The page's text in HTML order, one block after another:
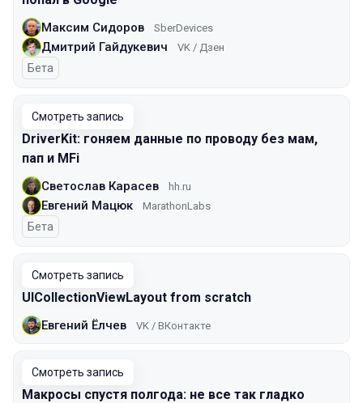
Максим Сидоров SberDevices
Дмитрий Гайдукевич VK / Дзен
Бета
Смотреть запись
DriverKit: гоняем данные по проводу без мам,
пап и MFi
Светослав Карасев hh.ru
Евгений Мацюк MarathonLabs
Бета
Смотреть запись
UICollectionViewLayout from scratch
Евгений Ёлчев VK / ВКонтакте
Смотреть запись
Макросы спустя полгода: не все так гладко